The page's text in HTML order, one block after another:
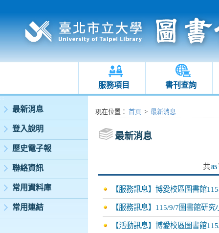
服務項目 書刊查詢
:::
最新消息
登入說明
歷史電子報
聯絡資訊
常用資料庫
常用連結
:::現在位置 ： 首頁 > 最新消息
最新消息
共85
【服務訊息】博愛校區圖書館
【服務訊息】115/9/7圖書館研
【活動訊息】博愛校區圖書館